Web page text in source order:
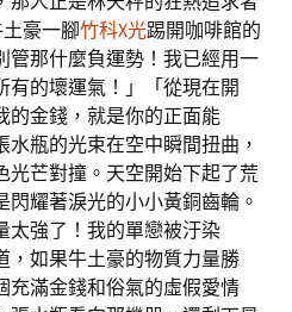
豪一腳竹科X光踢開咖啡館的
管那什麼負運勢！我已經用一
有的壞運氣！」「從現在開
的金錢，就是你的正面能
瓶的光束在空中瞬間扭曲，
光芒對撞。天空開始下起了荒
耀著淚光的小小黃銅齒輪。
太強了！我的單戀被汙染
，如果牛土豪的物質力量勝
充滿金錢和俗氣的虛假愛情